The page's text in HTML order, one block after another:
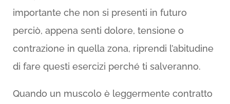
importante che non si presenti in futuro
perciò, appena senti dolore, tensione o
contrazione in quella zona, riprendi l’abitudine
di fare questi esercizi perché ti salveranno.
Quando un muscolo è leggermente contratto